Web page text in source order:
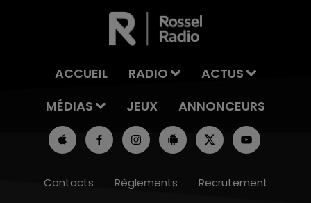
ACCUEIL RADIO
ACTUS
MÉDIAS
JEUX ANNONCEURS
Contacts Règlements
Recrutement